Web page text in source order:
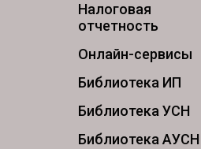
Налоговая
отчетность
Онлайн-сервисы
Библиотека ИП
Библиотека УСН
Библиотека АУСН